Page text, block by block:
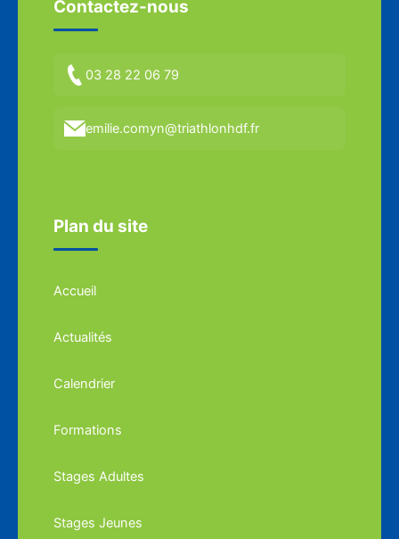
Contactez-nous
03 28 22 06 79
emilie.comyn@triathlonhdf.fr
Plan du site
Accueil
Actualités
Calendrier
Formations
Stages Adultes
Stages Jeunes